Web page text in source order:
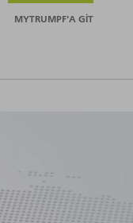
MYTRUMPF'A GIT